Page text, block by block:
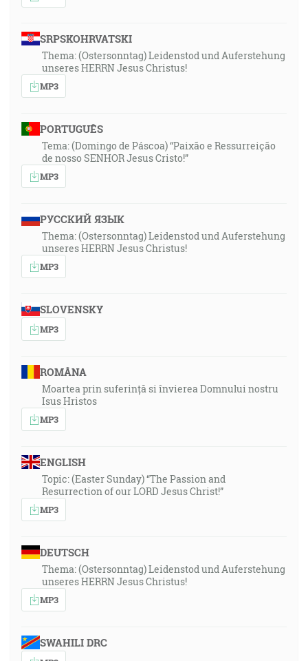
SRPSKOHRVATSKI
Thema: (Ostersonntag) Leidenstod und Auferstehung
unseres HERRN Jesus Christus!
MP3
PORTUGUÊS
Tema: (Domingo de Páscoa) “Paixão e Ressurreição
de nosso SENHOR Jesus Cristo!”
MP3
РУССКИЙ ЯЗЫК
Thema: (Ostersonntag) Leidenstod und Auferstehung
unseres HERRN Jesus Christus!
MP3
SLOVENSKY
MP3
ROMÂNA
Moartea prin suferință si învierea Domnului nostru
Isus Hristos
MP3
ENGLISH
Topic: (Easter Sunday) “The Passion and
Resurrection of our LORD Jesus Christ!”
MP3
DEUTSCH
Thema: (Ostersonntag) Leidenstod und Auferstehung
unseres HERRN Jesus Christus!
MP3
SWAHILI DRC